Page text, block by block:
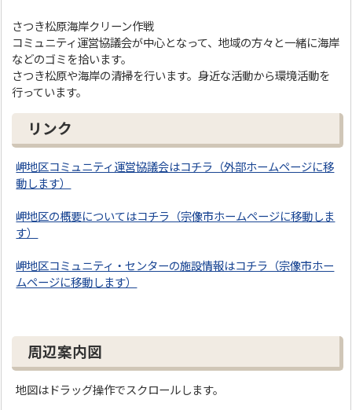
さつき松原海岸クリーン作戦
コミュニティ運営協議会が中心となって、地域の方々と一緒に海岸
などのゴミを拾います。
さつき松原や海岸の清掃を行います。身近な活動から環境活動を
行っています。
リンク
岬地区コミュニティ運営協議会はコチラ（外部ホームページに移
動します）
岬地区の概要についてはコチラ（宗像市ホームページに移動しま
す）
岬地区コミュニティ・センターの施設情報はコチラ（宗像市ホー
ムページに移動します）
周辺案内図
地図はドラッグ操作でスクロールします。